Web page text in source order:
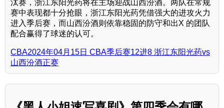
汰赛，浙江东阳光药将在主场迎战山西汾酒。两队在常规
赛中表现都十分抢眼，浙江东阳光药凭借强大的进攻火力
进入季后赛，而山西汾酒则依靠稳固的防守和出X 的团队
配合赢得了球迷的认可。
CBA2024年04月15日 CBA季后赛12进8 浙江东阳光药vs
山西汾酒正赛